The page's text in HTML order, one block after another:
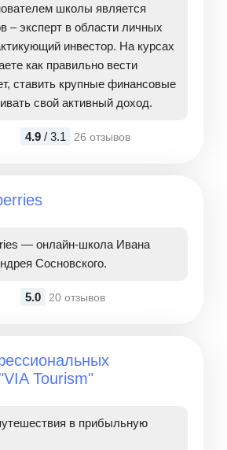
школы является
– эксперт в области личных
инвестор. На курсах
как правильно вести
ставить крупные финансовые
свой активный доход.
4.9 / 3.1 26 отзывов
— онлайн-школа Ивана
Сосновского.
5.0 20 отзывов
Tourism"
в прибыльную